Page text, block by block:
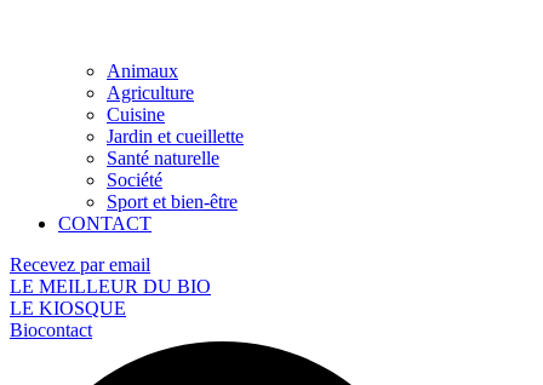
Animaux
Agriculture
Cuisine
Jardin et cueillette
Santé naturelle
Société
Sport et bien-être
CONTACT
Recevez par email
LE MEILLEUR DU BIO
LE KIOSQUE
Biocontact